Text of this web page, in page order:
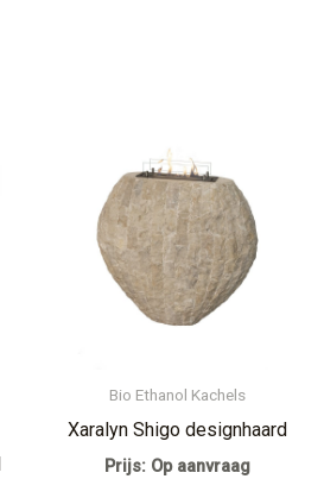
Bio Ethanol Kachels
Xaralyn Shigo designhaard
Prijs: Op aanvraag